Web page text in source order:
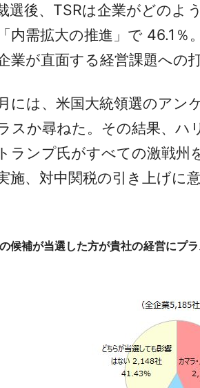
選後、TSRは企業がどのよ
内需拡大の推進」で 46.1％
業が直面する経営課題への
には、米国大統領選のアン
スか尋ねた。その結果、ハ
ランプ氏がすべての激戦州
施、対中関税の引き上げに
候補が当選した方が貴社の経営にプ